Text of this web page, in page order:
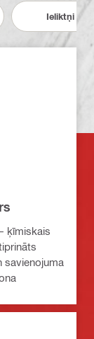
Ieliktņi
ķīmiskais
savienojuma